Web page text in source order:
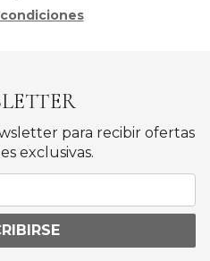
para recibir ofertas
exclusivas.